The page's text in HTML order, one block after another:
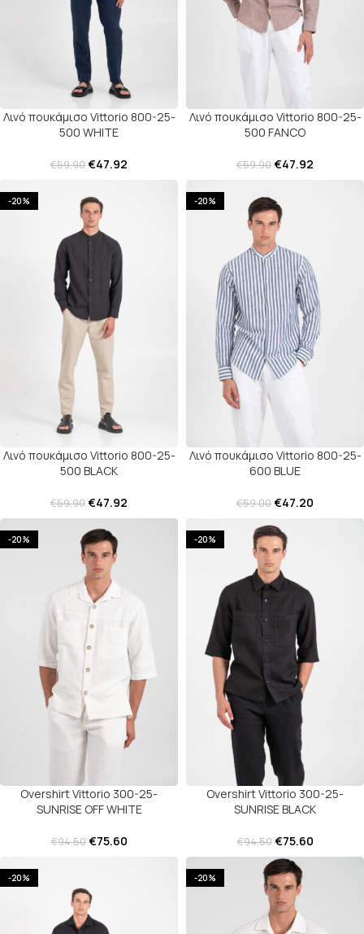
Λινό πουκάμισο Vittorio 800-25-
500 WHITE
€59.90€47.92
Λινό πουκάμισο Vittorio 800-25-
500 FANCO
€59.90€47.92
-20%
Λινό πουκάμισο Vittorio 800-25-
500 BLACK
€59.90€47.92
-20%
Λινό πουκάμισο Vittorio 800-25-
600 BLUE
€59.00€47.20
-20%
Overshirt Vittorio 300-25-
SUNRISE OFF WHITE
€94.50 €75.60
-20%
Overshirt Vittorio 300-25-
SUNRISE BLACK
€94.50 €75.60
-20% -20%